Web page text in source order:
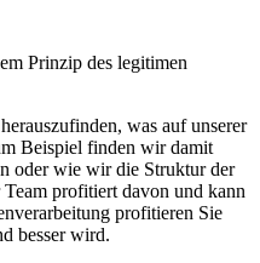
Prinzip des legitimen
was auf unserer
Beispiel finden wir damit
oder wie wir die Struktur der
profitiert davon und kann
profitieren Sie
besser wird.